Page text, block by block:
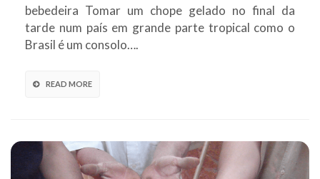
bebedeira Tomar um chope gelado no final da
tarde num país em grande parte tropical como o
Brasil é um consolo….
READ MORE